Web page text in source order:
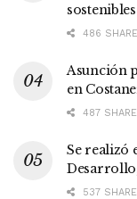
sostenibles
486
Asunción
en
487
Se realizó
537